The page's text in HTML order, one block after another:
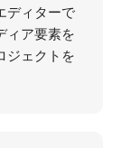
ディターで
ィア要素を
ジェクトを